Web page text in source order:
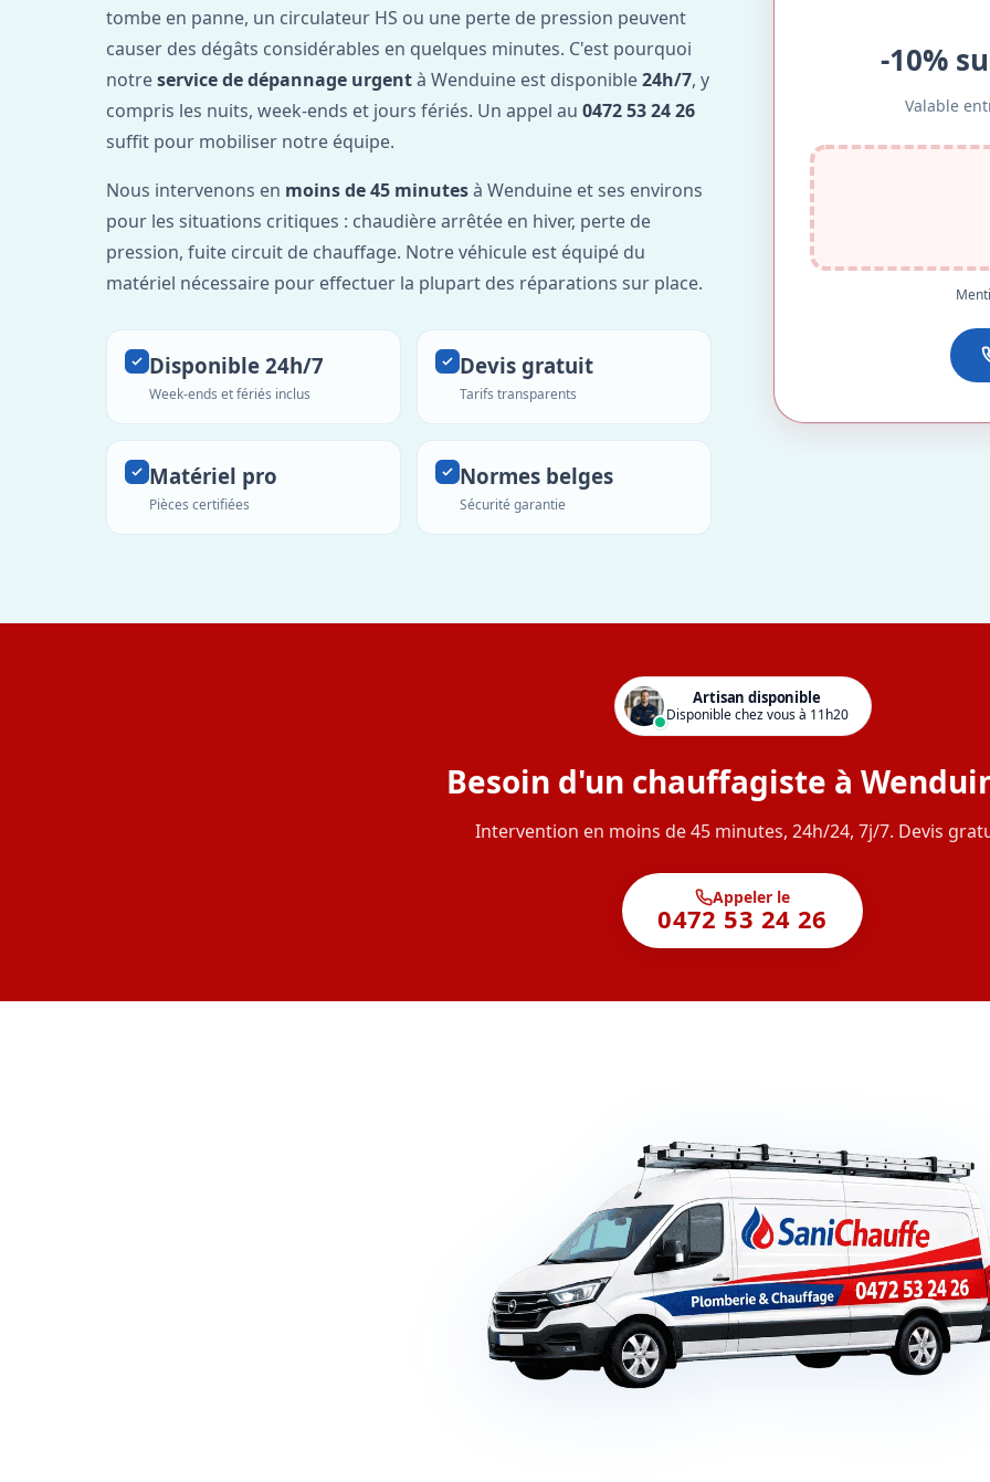
tombe en panne, un circulateur HS ou une perte de pression peuvent
causer des dégâts considérables en quelques minutes. C'est pourquoi
notreservice de dépannage urgentà Wenduine est disponible24h/7, y
compris les nuits, week-ends et jours fériés. Un appel au 0472 53 24 26
suffit pour mobiliser notre équipe.
Nous intervenons en moins de 45 minutesà Wenduine et ses environs
pour les situations critiques : chaudière arrêtée en hiver, perte de
pression, fuite circuit de chauffage. Notre véhicule est équipé du
matériel nécessaire pour effectuer la plupart des réparations sur place.
Disponible 24h/7
Week-ends et fériés inclus
Devis gratuit
Tarifs transparents
Matériel pro
Pièces certifiées
Normes belges
Sécurité garantie
-10%
Valable
Artisan disponible
Disponible chez vous à 11h20
Besoin d'un chauffagiste à
Intervention en moins de 45 minutes, 24h/24, 7j/7. Devis
Appeler le
0472 53 24 26